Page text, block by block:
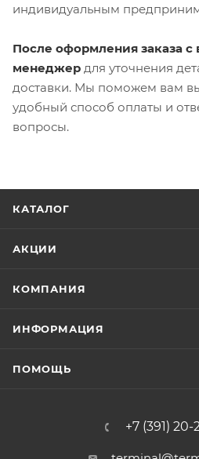
индивидуальным
После оформления заказа
менеджер для уточнения
доставки. Мы поможем вам
удобный способ оплаты и
вопросы.
КАТАЛОГ
АКЦИИ
КОМПАНИЯ
ИНФОРМАЦИЯ
ПОМОЩЬ
+7 (391) 20-